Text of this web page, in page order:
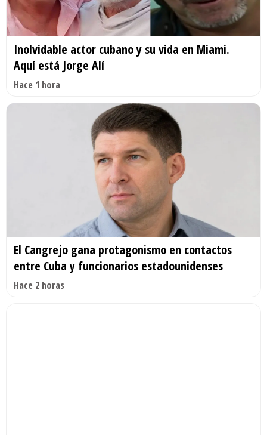
Inolvidable actor cubano y su vida en Miami.
Aquí está Jorge Alí
Hace 1 hora
El Cangrejo gana protagonismo en contactos
entre Cuba y funcionarios estadounidenses
Hace 2 horas